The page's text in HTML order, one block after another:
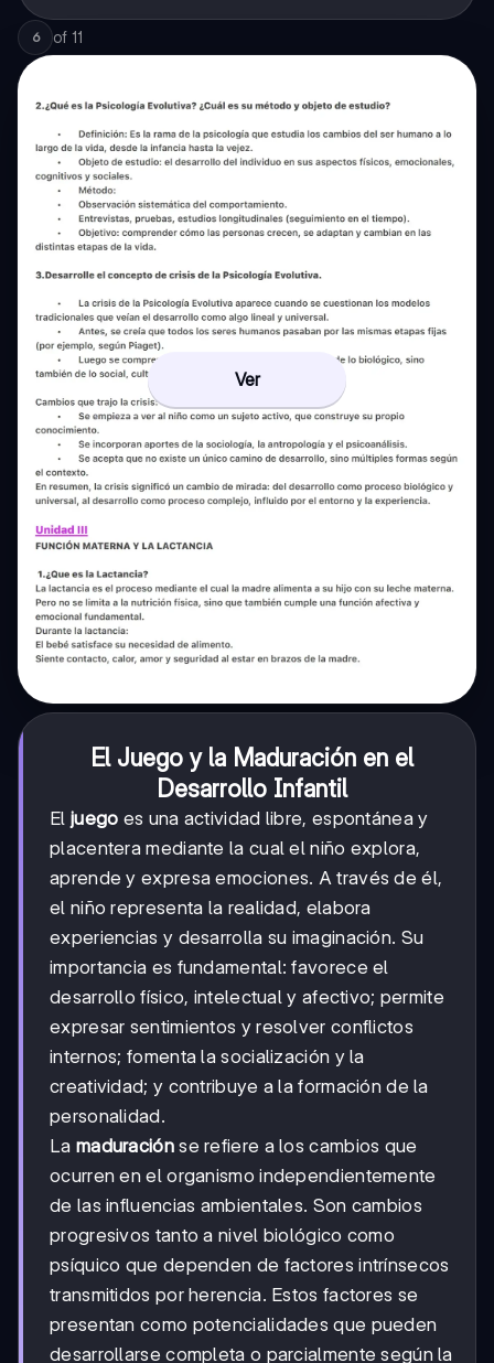
6 of 11
Ver
El Juego y la Maduración en el
Desarrollo Infantil
El juego es una actividad libre, espontánea y
placentera mediante la cual el niño explora,
aprende y expresa emociones. A través de él,
el niño representa la realidad, elabora
experiencias y desarrolla su imaginación. Su
importancia es fundamental: favorece el
desarrollo físico, intelectual y afectivo; permite
expresar sentimientos y resolver conflictos
internos; fomenta la socialización y la
creatividad; y contribuye a la formación de la
personalidad.
La maduraciónse refiere a los cambios que
ocurren en el organismo independientemente
de las influencias ambientales. Son cambios
progresivos tanto a nivel biológico como
psíquico que dependen de factores intrínsecos
transmitidos por herencia. Estos factores se
presentan como potencialidades que pueden
desarrollarse completa o parcialmente según la